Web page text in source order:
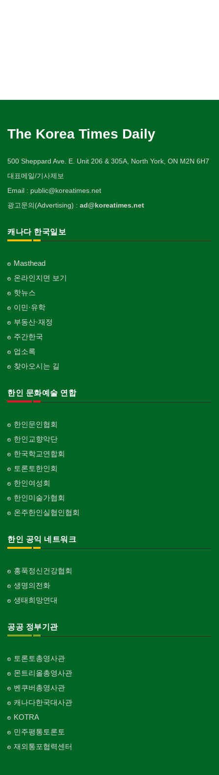
The Korea Times Daily
500 Sheppard Ave. E. Unit 206 & 305A, North York, ON M2N 6H7
대표메일/기사제보
Email : public@koreatimes.net
광고문의(Advertising) : ad@koreatimes.net
캐나다 한국일보
Masthead
온라인지면 보기
핫뉴스
이민·유학
부동산·재정
주간한국
업소록
찾아오시는 길
한인 문화예술 연합
한인문인협회
한인교향악단
한국학교연합회
토론토한인회
한인여성회
한인미술가협회
온주한인실협인협회
한인 공익 네트워크
홍푹정신건강협회
생명의전화
생태희망연대
공공 정부기관
토론토총영사관
몬트리올총영사관
벤쿠버총영사관
캐나다한국대사관
KOTRA
민주평통토론토
재외통포협력센터